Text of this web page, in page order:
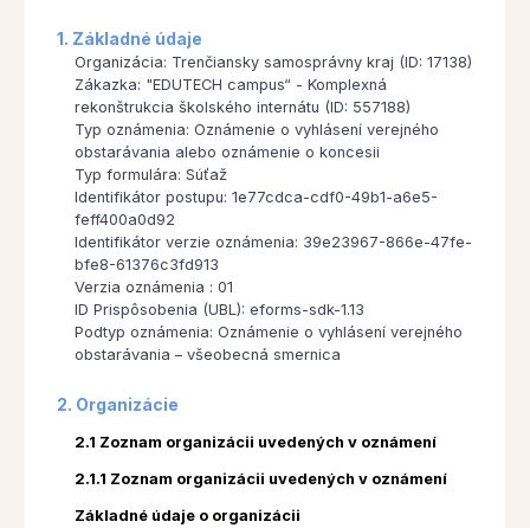
1. Základné údaje
Organizácia: Trenčiansky samosprávny kraj (ID: 17138)
Zákazka: "EDUTECH campus“ - Komplexná
rekonštrukcia školského internátu (ID: 557188)
Typ oznámenia: Oznámenie o vyhlásení verejného
obstarávania alebo oznámenie o koncesii
Typ formulára: Súťaž
Identifikátor postupu: 1e77cdca-cdf0-49b1-a6e5-
feff400a0d92
Identifikátor verzie oznámenia: 39e23967-866e-47fe-
bfe8-61376c3fd913
Verzia oznámenia : 01
ID Prispôsobenia (UBL): eforms-sdk-1.13
Podtyp oznámenia: Oznámenie o vyhlásení verejného
obstarávania – všeobecná smernica
2. Organizácie
2.1 Zoznam organizácii uvedených v oznámení
2.1.1 Zoznam organizácii uvedených v oznámení
Základné údaje o organizácii